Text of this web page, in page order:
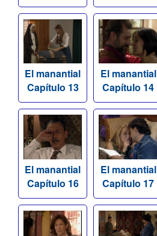
El manantial
Capítulo 13
El manantial
Capítulo 14
El manantial
Capítulo 16
El manantial
Capítulo 17